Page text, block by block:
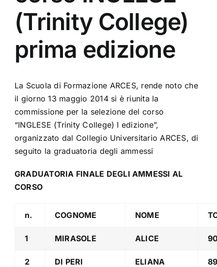
(Trinity College)
prima edizione
La Scuola di Formazione ARCES, rende noto che
il giorno 13 maggio 2014 si è riunita la
commissione per la selezione del corso
“INGLESE (Trinity College) I edizione”,
organizzato dal Collegio Universitario ARCES, di
seguito la graduatoria degli ammessi
GRADUATORIA FINALE DEGLI AMMESSI AL
CORSO
n. COGNOME NOME
1 MIRASOLE ALICE
2 DI PERI ELIANA